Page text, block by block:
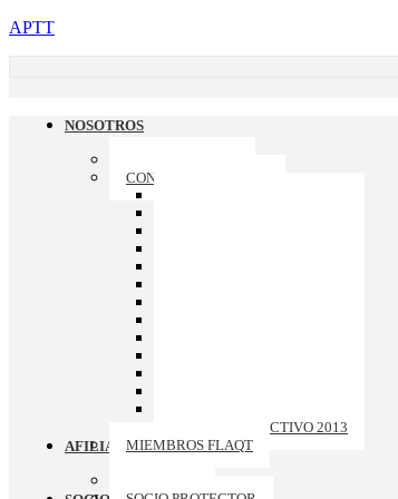
APTT
NOSOTROS
CONSEJO DIRECTIVO
CONSEJO DIRECTIVO 2013
MIEMBROS FLAQT
AFILIACION